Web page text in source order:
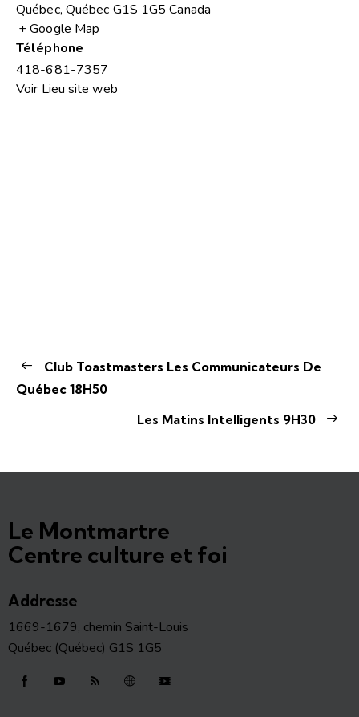
Québec, Québec G1S 1G5 Canada
+ Google Map
Téléphone
418-681-7357
Voir Lieu site web
Club Toastmasters Les Communicateurs De
Québec 18H50
Les Matins Intelligents 9H30
Le Montmartre
Centre culture et foi
Addresse
1669-1679, chemin Saint-Louis
Québec (Québec) G1S 1G5